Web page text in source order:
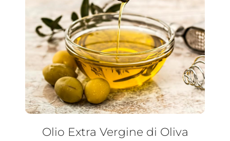
Olio Extra Vergine di Oliva